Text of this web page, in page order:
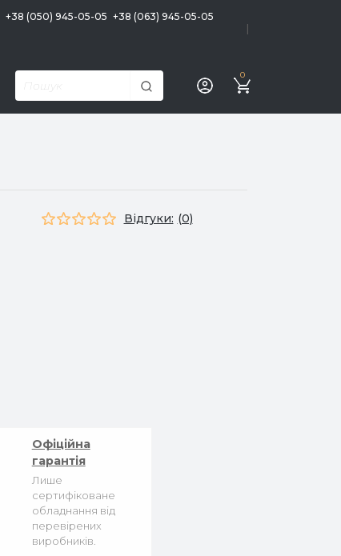
+38 (050) 945-05-05 +38 (063) 945-05-05
0
Відгуки: (0)
Офіційна
гарантія
Лише
сертифіковане
обладнання від
перевірених
виробників.